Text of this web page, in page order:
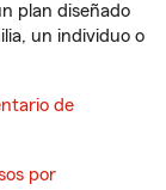
plan diseñado
un individuo o
de
por